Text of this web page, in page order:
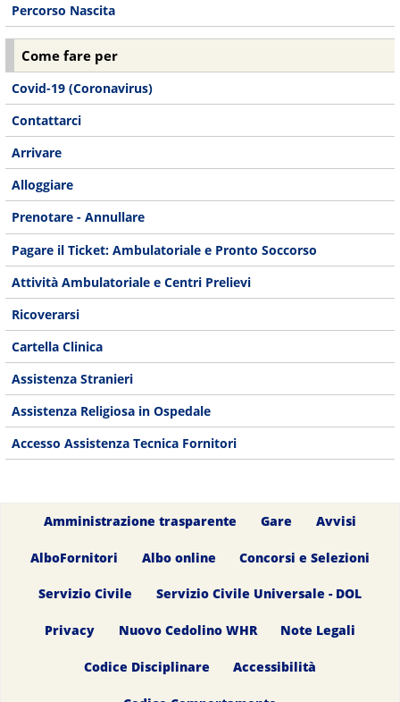
Percorso Nascita
Come fare per
Covid-19 (Coronavirus)
Contattarci
Arrivare
Alloggiare
Prenotare - Annullare
Pagare il Ticket: Ambulatoriale e Pronto Soccorso
Attività Ambulatoriale e Centri Prelievi
Ricoverarsi
Cartella Clinica
Assistenza Stranieri
Assistenza Religiosa in Ospedale
Accesso Assistenza Tecnica Fornitori
Amministrazione trasparente Gare Avvisi
AlboFornitori Albo online Concorsi e Selezioni
Servizio Civile Servizio Civile Universale - DOL
Privacy Nuovo Cedolino WHR Note Legali
Codice Disciplinare Accessibilità